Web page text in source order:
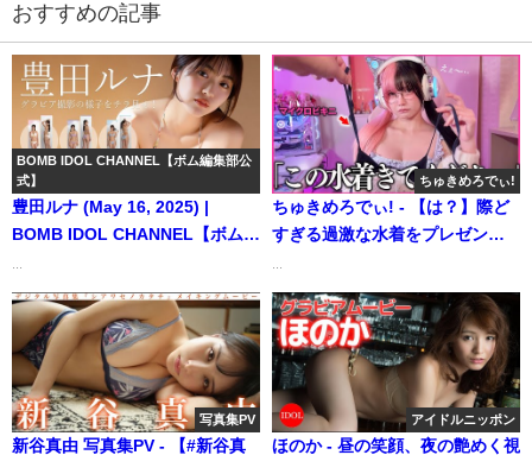
おすすめの記事
BOMB IDOL CHANNEL【ボム編集部公
式】
豊田ルナ (May 16, 2025) |
BOMB IDOL CHANNEL【ボム編
ちゅきめろでぃ!
ちゅきめろでぃ! - 【は？】際ど
すぎる過激な水着をプレゼント
2024) | ちゅきめろでぃ!さんより
写真集PV
新谷真由 写真集PV - 【#新谷真
アイドルニッポン
ほのか - 昼の笑顔、夜の艶めく視